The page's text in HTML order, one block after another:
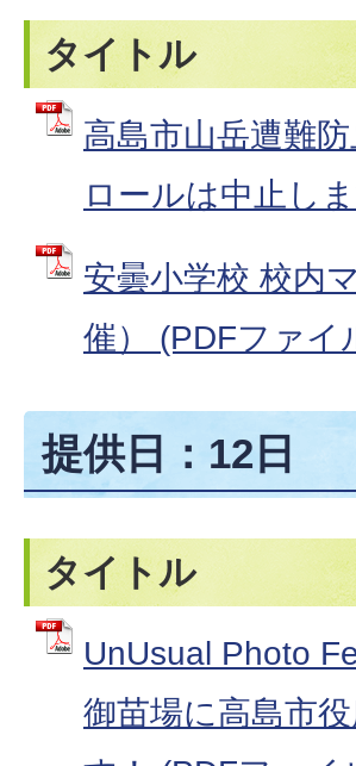
タイトル
高島市山岳遭難
ロールは中止し
安曇小学校 校内
催） (PDFファイ
提供日：12日
タイトル
UnUsual Photo
御苗場に高島市